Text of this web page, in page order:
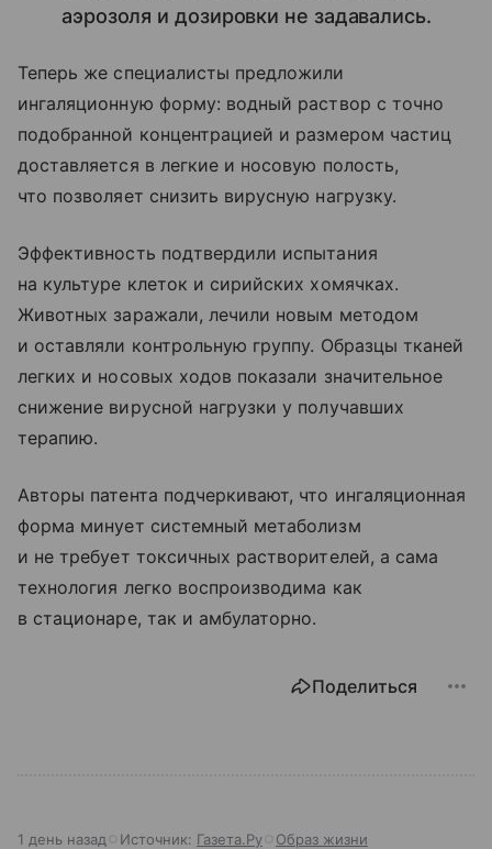
аэрозоля и дозировки не задавались.
Теперь же специалисты предложили
ингаляционную форму: водный раствор с точно
подобранной концентрацией и размером частиц
доставляется в легкие и носовую полость,
что позволяет снизить вирусную нагрузку.
Эффективность подтвердили испытания
на культуре клеток и сирийских хомячках.
Животных заражали, лечили новым методом
и оставляли контрольную группу. Образцы тканей
легких и носовых ходов показали значительное
снижение вирусной нагрузки у получавших
терапию.
Авторы патента подчеркивают, что ингаляционная
форма минует системный метаболизм
и не требует токсичных растворителей, а сама
технология легко воспроизводима как
в стационаре, так и амбулаторно.
Поделиться
1 день назад Источник: Газета.Ру Образ жизни